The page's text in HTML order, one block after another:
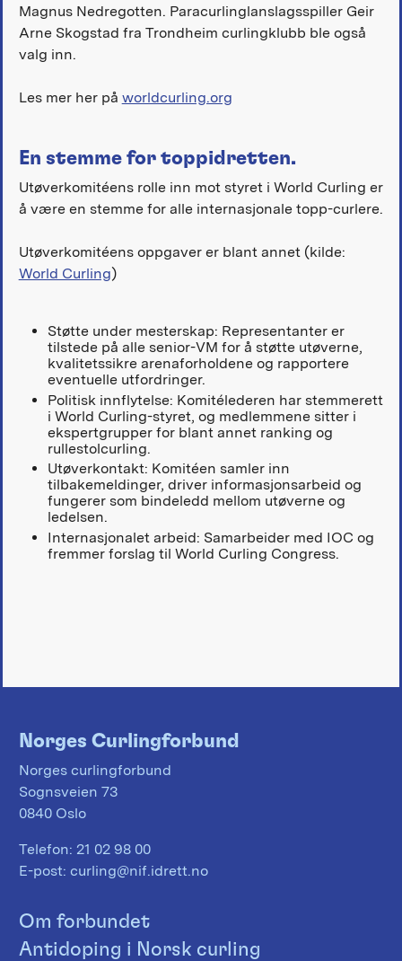
Magnus Nedregotten. Paracurlinglanslagsspiller Geir
Arne Skogstad fra Trondheim curlingklubb ble også
valg inn.
Les mer her på worldcurling.org
En stemme for toppidretten.
Utøverkomitéens rolle inn mot styret i World Curling er
å være en stemme for alle internasjonale topp-curlere.
Utøverkomitéens oppgaver er blant annet (kilde:
World Curling)
Støtte under mesterskap: Representanter er
tilstede på alle senior-VM for å støtte utøverne,
kvalitetssikre arenaforholdene og rapportere
eventuelle utfordringer.
Politisk innflytelse: Komitélederen har stemmerett
i World Curling-styret, og medlemmene sitter i
ekspertgrupper for blant annet ranking og
rullestolcurling.
Utøverkontakt: Komitéen samler inn
tilbakemeldinger, driver informasjonsarbeid og
fungerer som bindeledd mellom utøverne og
ledelsen.
Internasjonalet arbeid: Samarbeider med IOC og
fremmer forslag til World Curling Congress.
Norges Curlingforbund
Norges curlingforbund
Sognsveien 73
0840 Oslo
Telefon: 21 02 98 00
E-post: curling@nif.idrett.no
Om forbundet
Antidoping i Norsk curling